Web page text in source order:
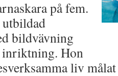
på fem.
bildvävning
Hon
liv